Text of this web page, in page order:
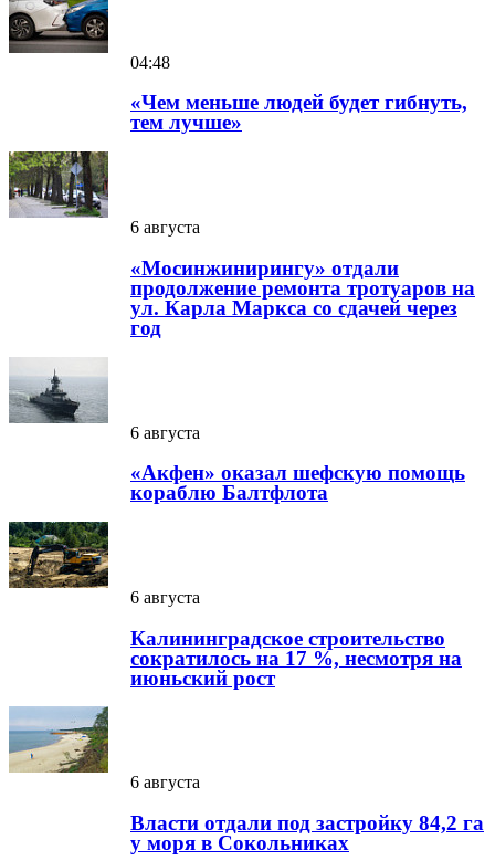
04:48
«Чем меньше людей будет гибнуть,
тем лучше»
6 августа
«Мосинжинирингу» отдали
продолжение ремонта тротуаров на
ул. Карла Маркса со сдачей через
год
6 августа
«Акфен» оказал шефскую помощь
кораблю Балтфлота
6 августа
Калининградское строительство
сократилось на 17 %, несмотря на
июньский рост
6 августа
Власти отдали под застройку 84,2 га
у моря в Сокольниках